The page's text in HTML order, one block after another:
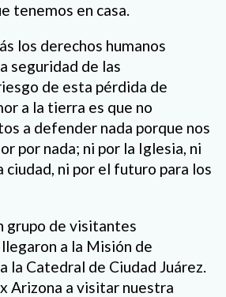
tenemos en casa.
los derechos humanos
seguridad de las
de esta pérdida de
a la tierra es que no
a defender nada porque nos
por nada; ni por la Iglesia, ni
ciudad, ni por el futuro para los
grupo de visitantes
a la Misión de
la Catedral de Ciudad Juárez.
Arizona a visitar nuestra